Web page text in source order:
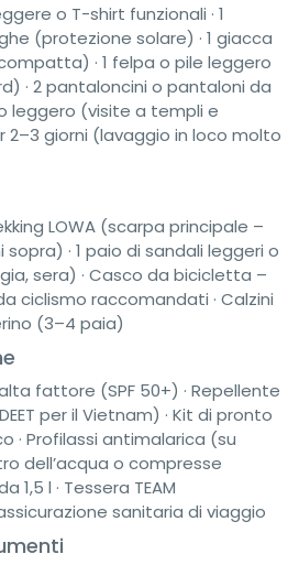
o T-shirt funzionali · 1
(protezione solare) · 1 giacca
· 1 felpa o pile leggero
· 2 pantaloncini o pantaloni da
leggero (visite a templi e
2–3 giorni (lavaggio in loco molto
LOWA (scarpa principale –
· 1 paio di sandali leggeri o
sera) · Casco da bicicletta –
ciclismo raccomandati · Calzini
(3–4 paia)
fattore (SPF 50+) · Repellente
per il Vietnam) · Kit di pronto
· Profilassi antimalarica (su
dell’acqua o compresse
1,5 l · Tessera TEAM
sanitaria di viaggio